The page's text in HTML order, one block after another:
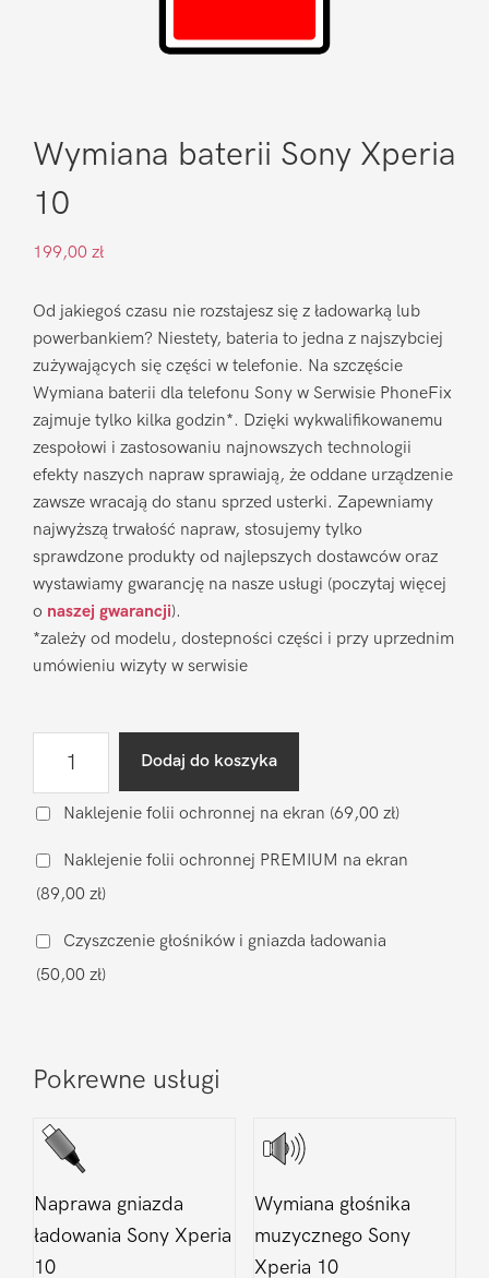
Wymiana baterii Sony Xperia
10
199,00 zł
Od jakiegoś czasu nie rozstajesz się z ładowarką lub
powerbankiem? Niestety, bateria to jedna z najszybciej
zużywających się części w telefonie. Na szczęście
Wymiana baterii dla telefonu Sony w Serwisie PhoneFix
zajmuje tylko kilka godzin*. Dzięki wykwalifikowanemu
zespołowi i zastosowaniu najnowszych technologii
efekty naszych napraw sprawiają, że oddane urządzenie
zawsze wracają do stanu sprzed usterki. Zapewniamy
najwyższą trwałość napraw, stosujemy tylko
sprawdzone produkty od najlepszych dostawców oraz
wystawiamy gwarancję na nasze usługi (poczytaj więcej
o naszej gwarancji).
*zależy od modelu, dostepności części i przy uprzednim
umówieniu wizyty w serwisie
baterii
Xperia
10
Dodaj do koszyka
Naklejenie folii ochronnej na ekran (69,00 zł)
Naklejenie folii ochronnej PREMIUM na ekran
(89,00 zł)
Czyszczenie głośników i gniazda ładowania
(50,00 zł)
Pokrewne usługi
Naprawa gniazda
ładowania Sony Xperia
10
Wymiana głośnika
muzycznego Sony
Xperia 10